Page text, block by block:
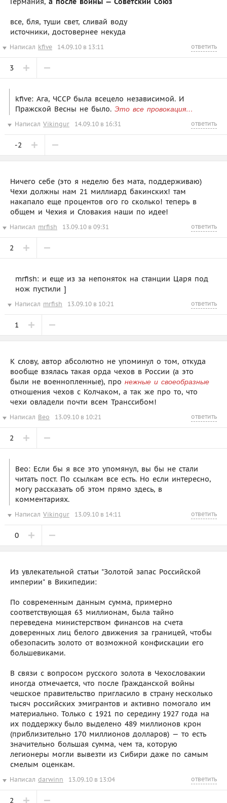
все, бля, туши свет, сливай воду
источники, достовернее некуда
Написал kfive 14.09.10 в 13:11 ответить
3
kfive: Ага, ЧССР была всецело независимой. И
Пражской Весны не было. Это все провокация…
Написал Vikingur 14.09.10 в 16:31 ответить
-2
Ничего себе (это я неделю без мата, поддерживаю)
Чехи должны нам 21 миллиард бакинских! там
накапало еще процентов ого го сколько! теперь в
общем и Чехия и Словакия наши по идее!
Написал mrfish 13.09.10 в 09:31 ответить
2
mrfish: и еще из за непоняток на станции Царя под
нож пустили ]
Написал mrfish 13.09.10 в 10:21 ответить
1
К слову, автор абсолютно не упоминул о том, откуда
вообще взялась такая орда чехов в России (а это
были не военнопленные), про нежные и своеобразные
отношения чехов с Колчаком, а так же про то, что
чехи овладели почти всем Транссибом!
Написал Beo 13.09.10 в 10:21 ответить
2
Beo: Если бы я все это упомянул, вы бы не стали
читать пост. По ссылкам все есть. Но если интересно,
могу рассказать об этом прямо здесь, в
комментариях.
Написал Vikingur 13.09.10 в 14:11 ответить
0
Из увлекательной статьи "Золотой запас Российской
империи" в Википедии:
По современным данным сумма, примерно
соответствующая 63 миллионам, была тайно
переведена министерством финансов на счета
доверенных лиц белого движения за границей, чтобы
обезопасить золото от возможной конфискации его
большевиками.
В связи с вопросом русского золота в Чехословакии
иногда отмечается, что после Гражданской войны
чешское правительство пригласило в страну несколько
тысяч российских эмигрантов и активно помогало им
материально. Только с 1921 по середину 1927 года на
их поддержку было выделено 489 миллионов крон
(приблизительно 170 миллионов долларов) — то есть
значительно большая сумма, чем та, которую
легионеры могли вывезти из Сибири даже по самым
смелым оценкам.
Написал darwinn 13.09.10 в 13:04 ответить
2